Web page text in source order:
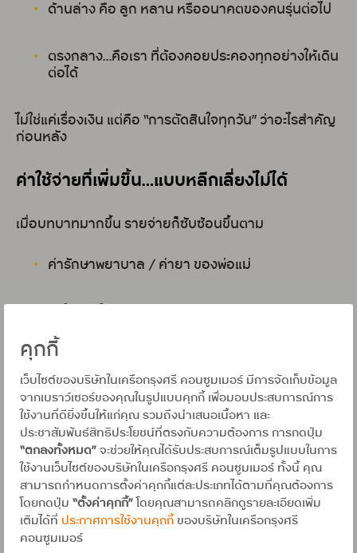
คุกกี้
เว็บไซต์ของบริษัทในเครือกรุงศรี คอนซูมเมอร์ มีการจัดเก็บข้อมูล
จากเบราว์เซอร์ของคุณในรูปแบบคุกกี้ เพื่อมอบประสบการณ์การ
ใช้งานที่ดียิ่งขึ้นให้แก่คุณ รวมถึงนำเสนอเนื้อหา และ
ประชาสัมพันธ์สิทธิประโยชน์ที่ตรงกับความต้องการ การกดปุ่ม
“ตกลงทั้งหมด”จะช่วยให้คุณได้รับประสบการณ์เต็มรูปแบบในการ
ใช้งานเว็บไซต์ของบริษัทในเครือกรุงศรี คอนซูมเมอร์ ทั้งนี้ คุณ
สามารถกำหนดการตั้งค่าคุกกี้แต่ละประเภทได้ตามที่คุณต้องการ
โดยกดปุ่ม “ตั้งค่าคุกกี้”โดยคุณสามารถคลิกดูรายละเอียดเพิ่ม
เติมได้ที่ ประกาศการใช้งานคุกกี้ของบริษัทในเครือกรุงศรี
คอนซูมเมอร์
ด้านล่าง คือ ลูก หลาน หรืออนาคตของคนรุ่นต่อไป
ตรงกลาง…คือเรา ที่ต้องคอยประคองทุกอย่างให้เดิน
ต่อได้
ไม่ใช่แค่เรื่องเงิน แต่คือ “การตัดสินใจทุกวัน” ว่าอะไรสำคัญ
ก่อนหลัง
ค่าใช้จ่ายที่เพิ่มขึ้น…แบบหลีกเลี่ยงไม่ได้
เมื่อบทบาทมากขึ้น รายจ่ายก็ซับซ้อนขึ้นตาม
ค่ารักษาพยาบาล / ค่ายา ของพ่อแม่
ค่าเล่าเรียน / กิจกรรม / อนาคตของลูกหลาน
สิ่งที่ท้าทายไม่ใช่แค่ “จ่ายไหวไหม” แต่คือ “จัดการยังไงให้ไม่
กระทบอนาคต”
บัตรเครดิต…กับบทบาทที่มากขึ้น
ของชีวิต
ในมุมมองหนึ่ง บัตรเครดิตอาจเป็นเรื่องของการใช้จ่าย แต่